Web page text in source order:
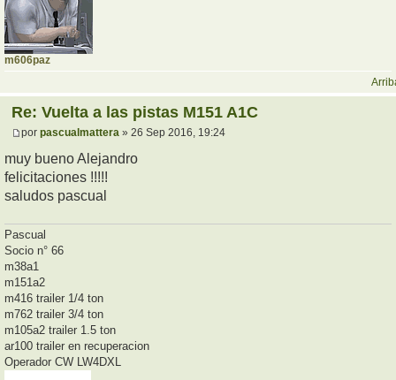
m606paz
Re: Vuelta a las pistas M151 A1C
por pascualmattera » 26 Sep 2016, 19:24
muy bueno Alejandro
felicitaciones !!!!!
saludos pascual
Pascual
Socio n° 66
m38a1
m151a2
m416 trailer 1/4 ton
m762 trailer 3/4 ton
m105a2 trailer 1.5 ton
ar100 trailer en recuperacion
Operador CW LW4DXL